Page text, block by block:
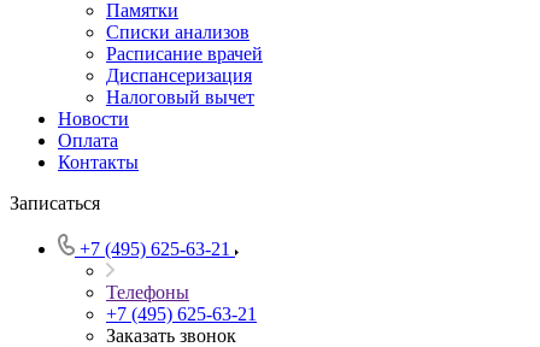
Памятки
Списки анализов
Расписание врачей
Диспансеризация
Налоговый вычет
Новости
Оплата
Контакты
Записаться
+7 (495) 625-63-21
Телефоны
+7 (495) 625-63-21
Заказать звонок